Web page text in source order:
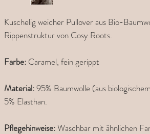
Kuschelig weicher Pullover aus Bio-
Rippenstruktur von Cosy Roots.
Farbe: Caramel, fein gerippt
Material:95% Baumwolle (aus
5% Elasthan.
Pflegehinweise:Waschbar mit ähnlichen